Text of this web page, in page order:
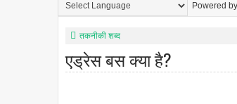
Powered by
तकनीकी शब्द
एड्रेस बस क्या है?